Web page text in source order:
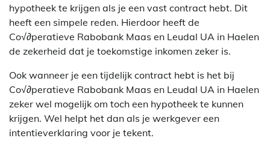
hypotheek te krijgen als je een vast contract hebt. Dit
heeft een simpele reden. Hierdoor heeft de
Co√∂peratieve Rabobank Maas en Leudal UA in Haelen
de zekerheid dat je toekomstige inkomen zeker is.
Ook wanneer je een tijdelijk contract hebt is het bij
Co√∂peratieve Rabobank Maas en Leudal UA in Haelen
zeker wel mogelijk om toch een hypotheek te kunnen
krijgen. Wel helpt het dan als je werkgever een
intentieverklaring voor je tekent.